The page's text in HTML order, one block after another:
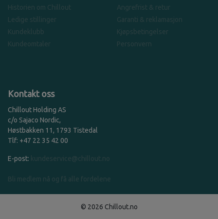
Historien om Chillout
Ledige stillinger
Kundeklubb
Kundeomtaler
Angrefrist & retur
Garanti & reklamasjon
Kjøpsbetingelser
Personvern
Kontakt oss
Chillout Holding AS
c/o Sajaco Nordic,
Høstbakken 11, 1793 Tistedal
Tlf: +47 22 35 42 00
E-post: kundeservice@chillout.no
Bli medlem nå og få alle fordelene
© 2026 Chillout.no